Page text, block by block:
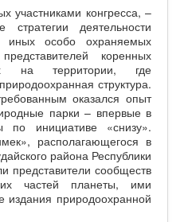
участниками конгресса, –
стратегии деятельности
иных особо охраняемых
коренных
на территории, где
структура.
оказался опыт
парки – впервые в
инициативе «снизу».
располагающегося в
района Республики
представители сообществ
частей планеты, ими
издания природоохранной